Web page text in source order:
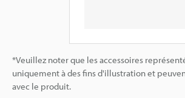
*Veuillez noter que les accessoires
uniquement à des fins d'illustration et
avec le produit.